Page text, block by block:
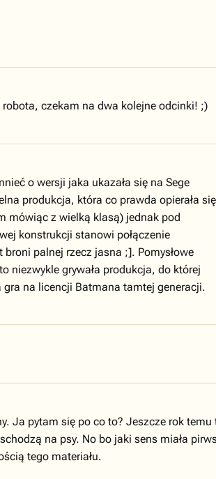
czekam na dwa kolejne odcinki! ;)
o wersji jaka ukazała się na Sege
produkcja, która co prawda opierała się
mówiąc z wielką klasą) jednak pod
konstrukcji stanowi połączenie
palnej rzecz jasna ;]. Pomysłowe
grywała produkcja, do której
na licencji Batmana tamtej generacji.
pytam się po co to? Jeszcze rok temu
na psy. No bo jaki sens miała
tego materiału.